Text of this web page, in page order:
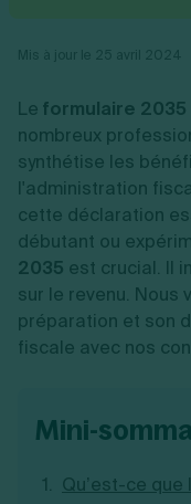
Transport
Autres
Ressources
Simulateur de
Calcul de
Estimation du
Calcul d'éligibilité
Vérification de la
Générateur de
Création
Gérer son
Gestion
Approbation des
Dépôt de marque
Recherche
Protection des
Confidentialité de
Fermer son
Radiation auto
Dépôt de bilan
Conseil/finance
Vente en ligne
Services aux
Construction/
Restauration
Commerce
Transport
Autres
Par
Logiciel de
Gestion de la
Par besoin
Fiches SCI
Fiches auto-
Fiches association
Toutes les fiches
Autres
Gestion
Fermeture
Exercice d’un
Recouvrement
Gérer ses salariés
Ouvrir sa société
Création
Devenir auto
Le formulaire 2035
nombreux
synthétise les
l'administration
cette déclaration
débutant ou
2035 est crucial. Il
sur le revenu. Nous
préparation et son
fiscale avec nos
mini-
Qu’est-ce